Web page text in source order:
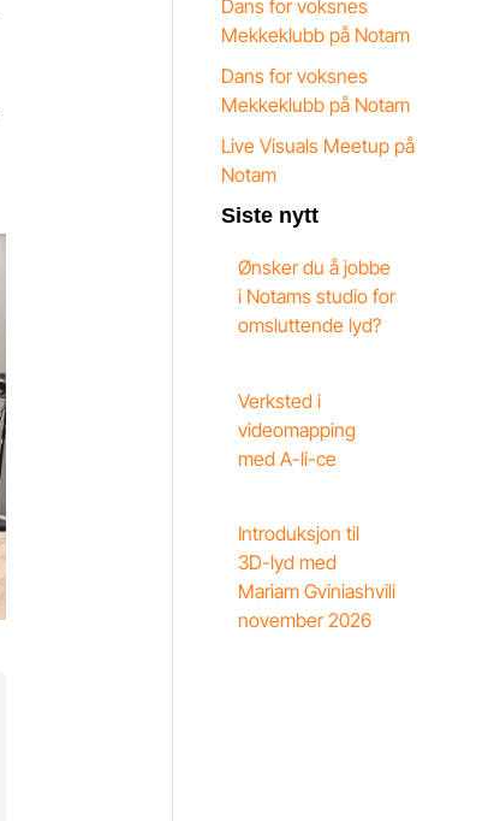
Dans for voksnes
Mekkeklubb på Notam
Dans for voksnes
Mekkeklubb på Notam
Live Visuals Meetup på
Notam
Siste nytt
Ønsker du å jobbe
i Notams studio for
omsluttende lyd?
Verksted i
videomapping
med A-li-ce
Introduksjon til
3D-lyd med
Mariam Gviniashvili
november 2026